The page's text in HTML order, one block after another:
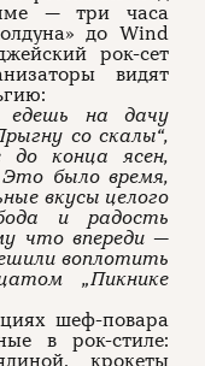
— три часа
до Wind
рок-сет
видят
на дачу
со скалы“,
конца ясен,
Это было время,
вкусы целого
и радость
что впереди —
воплотить
„Пикнике
шеф-повара
в рок-стиле: